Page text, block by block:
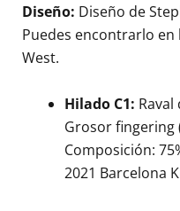
Diseño: Diseño de
Puedes encontrarlo en
West.
Hilado C1:
Grosor fingering
Composición:
2021 Barcelona